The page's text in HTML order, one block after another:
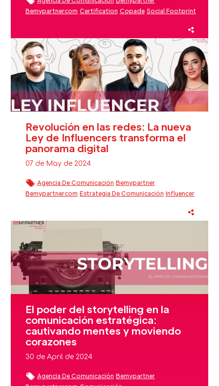
Bemypartnercom Certification Copade Social Footprint
Revolución en las redes: La nueva
Ley de Influencers transforma el
panorama digital
07 de May de 2024
Agencia De Comunicación Bemypartner
Bemypartnercom Estrategia De Comunicación Influencer
El poder del storytelling en la
comunicación estratégica:
cautivando mentes y moviendo
corazones
30 de April de 2024
Agencia De Comunicación Bemypartner